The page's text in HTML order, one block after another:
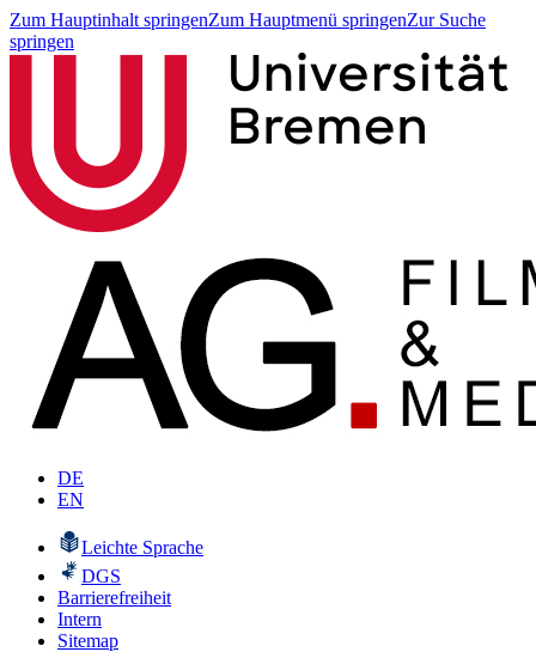
Zum Hauptinhalt springenZum Hauptmenü springenZur Suche
springen
DE
EN
Leichte Sprache
DGS
Barrierefreiheit
Intern
Sitemap